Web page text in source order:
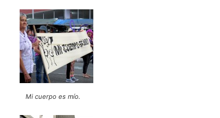
Mi cuerpo es mío.